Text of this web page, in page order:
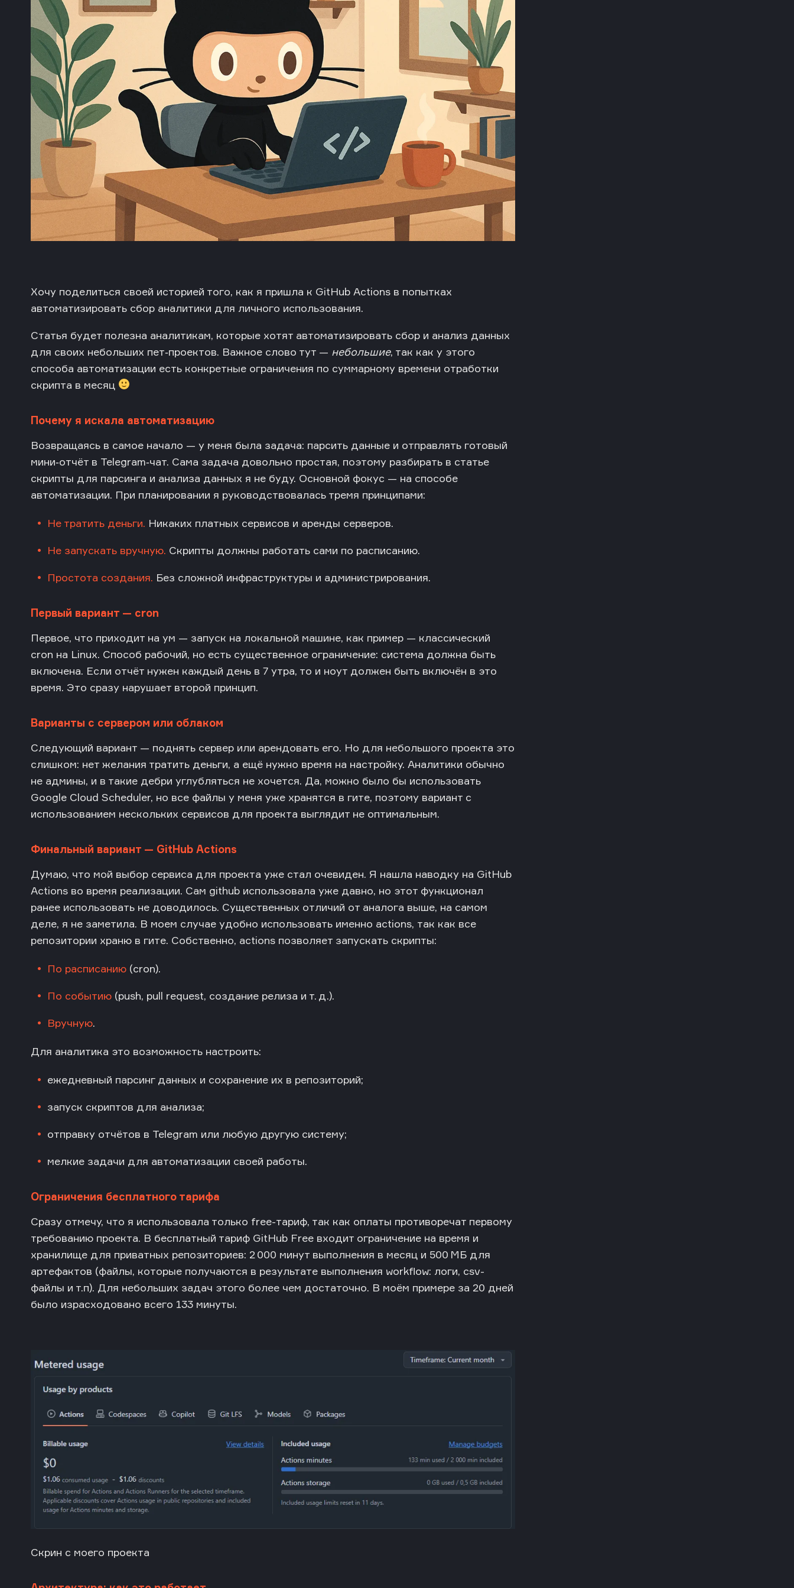
Хочу поделиться своей историей того, как я пришла к GitHub Actions в попытках
автоматизировать сбор аналитики для личного использования.
Статья будет полезна аналитикам, которые хотят автоматизировать сбор и анализ данных
для своих небольших пет‑проектов. Важное слово тут — небольшие, так как у этого
способа автоматизации есть конкретные ограничения по суммарному времени отработки
скрипта в месяц
Почему я искала автоматизацию
Возвращаясь в самое начало — у меня была задача: парсить данные и отправлять готовый
мини‑отчёт в Telegram‑чат. Сама задача довольно простая, поэтому разбирать в статье
скрипты для парсинга и анализа данных я не буду. Основной фокус — на способе
автоматизации. При планировании я руководствовалась тремя принципами:
Не тратить деньги. Никаких платных сервисов и аренды серверов.
Не запускать вручную. Скрипты должны работать сами по расписанию.
Простота создания. Без сложной инфраструктуры и администрирования.
Первый вариант — cron
Первое, что приходит на ум — запуск на локальной машине, как пример — классический
cron на Linux. Способ рабочий, но есть существенное ограничение: система должна быть
включена. Если отчёт нужен каждый день в 7 утра, то и ноут должен быть включён в это
время. Это сразу нарушает второй принцип.
Варианты с сервером или облаком
Следующий вариант — поднять сервер или арендовать его. Но для небольшого проекта это
слишком: нет желания тратить деньги, а ещё нужно время на настройку. Аналитики обычно
не админы, и в такие дебри углубляться не хочется. Да, можно было бы использовать
Google Cloud Scheduler, но все файлы у меня уже хранятся в гите, поэтому вариант с
использованием нескольких сервисов для проекта выглядит не оптимальным.
Финальный вариант — GitHub Actions
Думаю, что мой выбор сервиса для проекта уже стал очевиден. Я нашла наводку на GitHub
Actions во время реализации. Сам github использовала уже давно, но этот функционал
ранее использовать не доводилось. Существенных отличий от аналога выше, на самом
деле, я не заметила. В моем случае удобно использовать именно actions, так как все
репозитории храню в гите. Собственно, actions позволяет запускать скрипты:
По расписанию (cron).
По событию (push, pull request, создание релиза и т. д.).
Вручную.
Для аналитика это возможность настроить:
ежедневный парсинг данных и сохранение их в репозиторий;
запуск скриптов для анализа;
отправку отчётов в Telegram или любую другую систему;
мелкие задачи для автоматизации своей работы.
Ограничения бесплатного тарифа
Сразу отмечу, что я использовала только free-тариф, так как оплаты противоречат первому
требованию проекта. В бесплатный тариф GitHub Free входит ограничение на время и
хранилище для приватных репозиториев: 2 000 минут выполнения в месяц и 500 МБ для
артефактов (файлы, которые получаются в результате выполнения workflow: логи, csv-
файлы и т.п). Для небольших задач этого более чем достаточно. В моём примере за 20 дней
было израсходовано всего 133 минуты.
Скрин с моего проекта